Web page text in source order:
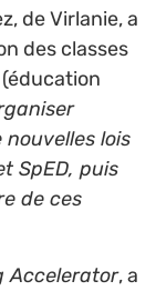
de Virlanie, a
des classes
lois
SpED, puis
de ces
Accelerator, a